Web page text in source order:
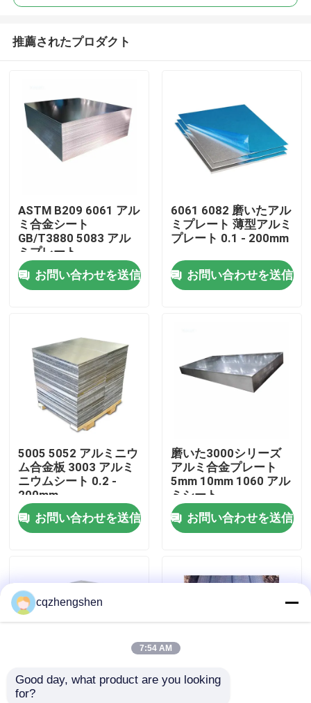
製品
ビデオ
企業情報
会社案内
品質管理
ニュース
継ぎ目が無い鋼管
推薦されたプロダクト
ASTM B209 6061 アル
ミ合金シート
GB/T3880 5083 アル
ミプレート
お問い合わせを送信
6061 6082 磨いたアル
ミプレート 薄型アルミ
プレート 0.1 - 200mm
お問い合わせを送信
5005 5052 アルミニウ
ム合金板 3003 アルミ
ニウムシート 0.2 -
200mm
お問い合わせを送信
磨いた3000シリーズ
アルミ合金プレート
5mm 10mm 1060 アル
ミシート
お問い合わせを送信
3000シリーズ3105 ア
cqzhengshen
7:54 AM
Good day, what product are you looking
for?